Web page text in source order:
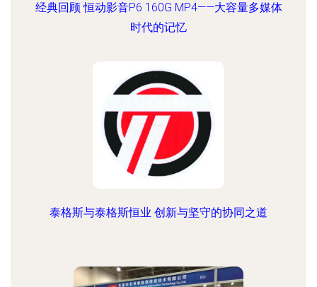
经典回顾 恒动影音P6 160G MP4——大容量多媒体
时代的记忆
泰格斯与泰格斯恒业 创新与坚守的协同之道